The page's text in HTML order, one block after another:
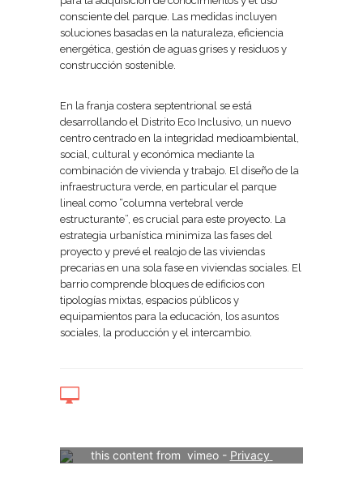
consciente del parque. Las medidas incluyen
soluciones basadas en la naturaleza, eficiencia
energética, gestión de aguas grises y residuos y
construcción sostenible.
En la franja costera septentrional se está
desarrollando el Distrito Eco Inclusivo, un nuevo
centro centrado en la integridad medioambiental,
social, cultural y económica mediante la
combinación de vivienda y trabajo. El diseño de la
infraestructura verde, en particular el parque
lineal como “columna vertebral verde
estructurante”, es crucial para este proyecto. La
estrategia urbanística minimiza las fases del
proyecto y prevé el realojo de las viviendas
precarias en una sola fase en viviendas sociales. El
barrio comprende bloques de edificios con
tipologías mixtas, espacios públicos y
equipamientos para la educación, los asuntos
sociales, la producción y el intercambio.
this content from  vimeo - Privacy